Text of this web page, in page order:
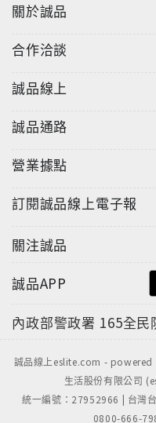
關於誠品
合作洽談
誠品線上
誠品通路
營業據點
訂閱誠品線上電子報
關注誠品
誠品APP
內政部警政署 165全民
誠品線上eslite.com - powered
生活股份有限公司
統一編號：27952966 | 台灣
0800-666-